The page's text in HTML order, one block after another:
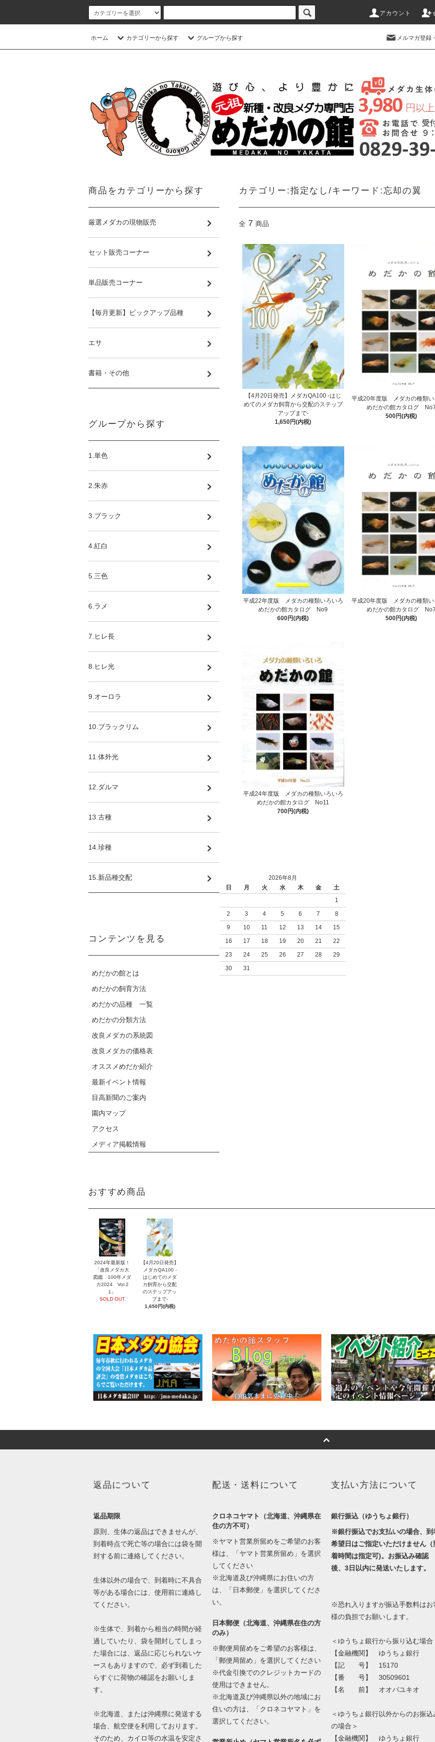
アカウント
ホーム カテゴリーから探す グループから探す メルマガ登録
カテゴリー:指定なし/キーワード:忘却の翼
全 7 商品
【4月20日発売】メダカQA100 -はじ
めてのメダカ飼育から交配のステップ
アップまで-
1,650円(内税)
平成20年度版 メダカの種類い
めだかの館カタログ No7
500円(内税)
平成22年度版 メダカの種類いろいろ
めだかの館カタログ No9
600円(内税)
平成20年度版 メダカの種類い
めだかの館カタログ No7
500円(内税)
平成24年度版 メダカの種類いろいろ
めだかの館カタログ No11
700円(内税)
商品をカテゴリーから探す
厳選メダカの現物販売
セット販売コーナー
単品販売コーナー
【毎月更新】ピックアップ品種
エサ
書籍・その他
グループから探す
1.単色
2.朱赤
3.ブラック
4.紅白
5.三色
6.ラメ
7.ヒレ長
8.ヒレ光
9.オーロラ
10.ブラックリム
11.体外光
12.ダルマ
13.古種
14.珍種
15.新品種交配
コンテンツを見る
めだかの館とは
めだかの飼育方法
めだかの品種 一覧
めだかの分類方法
改良メダカの系統図
改良メダカの価格表
オススメめだか紹介
最新イベント情報
目高新聞のご案内
園内マップ
アクセス
メディア掲載情報
2026年8月
日
月 火 水 木 金
土
1
2
3 4 5 6 7
8
9
10 11 12 13 14
15
16
17 18 19 20 21
22
23
24 25 26 27 28
29
30
31
おすすめ商品
2024年最新版！
「改良メダカ大
図鑑 100年メダ
カ2024 Vol.2
1」
SOLD OUT
【4月20日発売】
メダカQA100 -
はじめてのメダ
カ飼育から交配
のステップアッ
プまで-
1,650円(内税)
返品について
返品期限
原則、生体の返品はできませんが、
到着時点で死亡等の場合には袋を開
封する前に連絡してください。
生体以外の場合で、到着時に不具合
等がある場合には、使用前に連絡し
てください。
※生体で、到着から相当の時間が経
過していたり、袋を開封してしまっ
た場合には、返品に応じられないケ
ースもありますので、必ず到着した
らすぐに荷物の確認をお願いしま
す。
※北海道、または沖縄県に発送する
場合、航空便を利用しております。
そのため、カイロ等の水温を安定さ
配送・送料について
クロネコヤマト（北海道、沖縄県在
住の方不可）
※ヤマト営業所留めをご希望のお客
様は、「ヤマト営業所留め」を選択
してください
※北海道及び沖縄県にお住いの方
は、「日本郵便」を選択してくださ
い。
日本郵便（北海道、沖縄県在住の方
のみ）
※郵便局留めをご希望のお客様は、
「郵便局留め」を選択してください
※代金引換でのクレジットカードの
使用はできません。
※北海道及び沖縄県以外の地域にお
住いの方は、「クロネコヤマト」を
選択してください。
支払い方法について
銀行振込（ゆうちょ銀行）
※銀行振込でお支払いの場合、到
希望日はご指定いただけません（
着時間は指定可)。お振込み確認
後、3日以内に発送いたします。
※恐れ入りますが振込手数料はお
様の負担でお願いします。
＜ゆうちょ銀行から振り込む場合
【金融機関】 ゆうちょ銀行
【記 号】 15170
【番 号】 30509601
【名 前】 オオバユキオ
＜ゆうちょ銀行以外からのお振込
の場合＞
【金融機関】 ゆうちょ銀行